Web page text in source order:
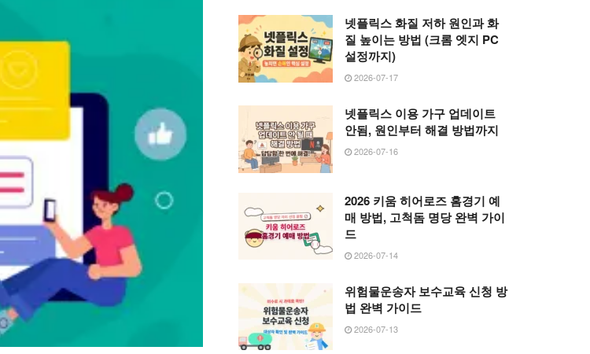
넷플릭스 화질 저하 원인과 화
질 높이는 방법 (크롬 엣지 PC
설정까지)
2026-07-17
넷플릭스 이용 가구 업데이트
안됨, 원인부터 해결 방법까지
2026-07-16
2026 키움 히어로즈 홈경기 예
매 방법, 고척돔 명당 완벽 가이
드
2026-07-14
위험물운송자 보수교육 신청 방
법 완벽 가이드
2026-07-13